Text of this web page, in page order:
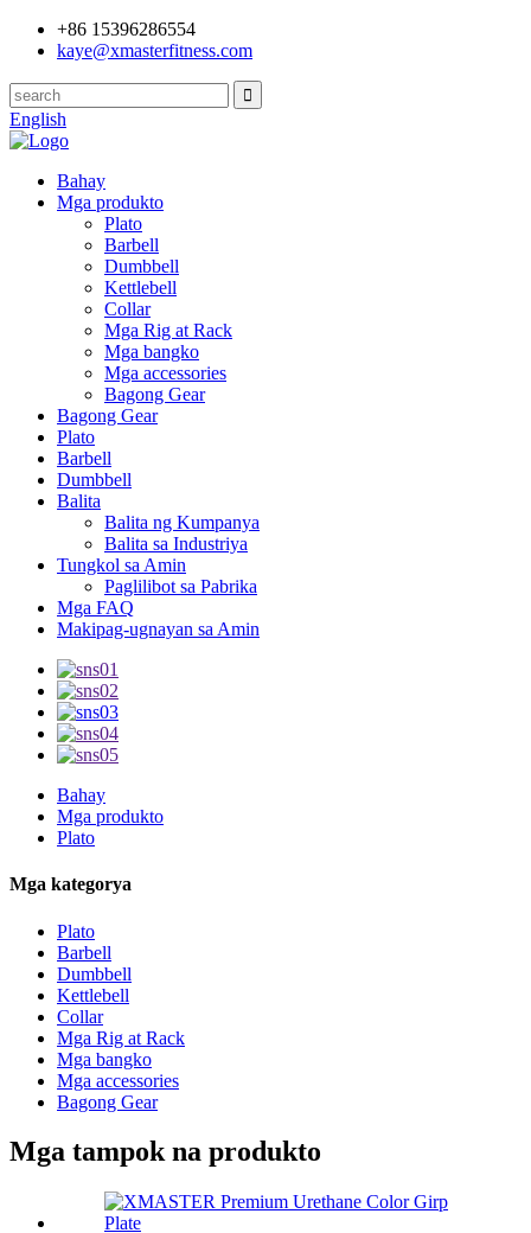
+86 15396286554
kaye@xmasterfitness.com
English
Bahay
Mga produkto
Plato
Barbell
Dumbbell
Kettlebell
Collar
Mga Rig at Rack
Mga bangko
Mga accessories
Bagong Gear
Bagong Gear
Plato
Barbell
Dumbbell
Balita
Balita ng Kumpanya
Balita sa Industriya
Tungkol sa Amin
Paglilibot sa Pabrika
Mga FAQ
Makipag-ugnayan sa Amin
Bahay
Mga produkto
Plato
Mga kategorya
Plato
Barbell
Dumbbell
Kettlebell
Collar
Mga Rig at Rack
Mga bangko
Mga accessories
Bagong Gear
Mga tampok na produkto